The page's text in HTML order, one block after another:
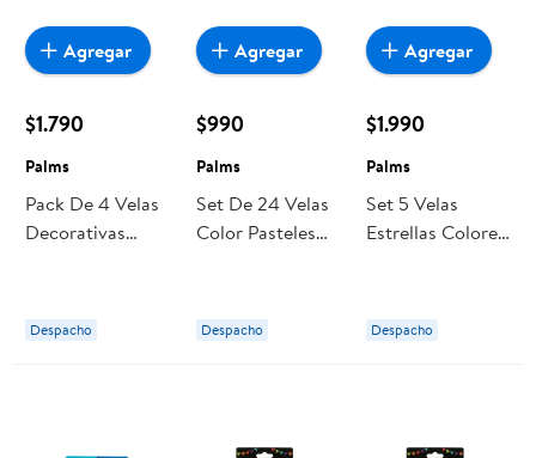
$1.790
Palms
Pack De 4 Velas
Decorativas
Despacho
Agregar
$990
Palms
Set De 24 Velas
Color Pasteles
Despacho
Agregar
$1.990
Palms
Set 5 Velas
Estrellas Colores
Despacho
Agregar